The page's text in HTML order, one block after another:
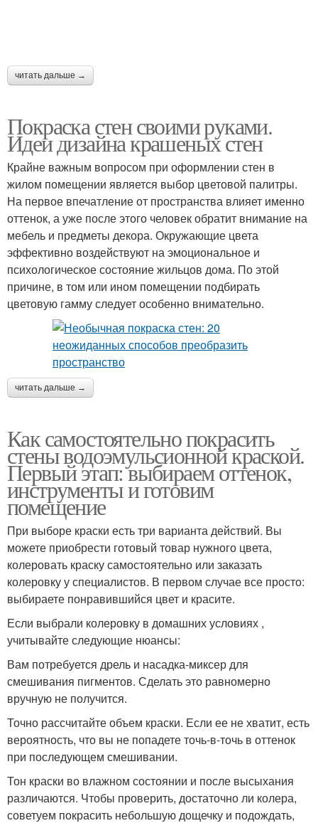
читать дальше →
Покраска стен своими руками.
Идеи дизайна крашеных стен
Крайне важным вопросом при оформлении стен в
жилом помещении является выбор цветовой палитры.
На первое впечатление от пространства влияет именно
оттенок, а уже после этого человек обратит внимание на
мебель и предметы декора. Окружающие цвета
эффективно воздействуют на эмоциональное и
психологическое состояние жильцов дома. По этой
причине, в том или ином помещении подбирать
цветовую гамму следует особенно внимательно.
читать дальше →
Как самостоятельно покрасить
стены водоэмульсионной краской.
Первый этап: выбираем оттенок,
инструменты и готовим
помещение
При выборе краски есть три варианта действий. Вы
можете приобрести готовый товар нужного цвета,
колеровать краску самостоятельно или заказать
колеровку у специалистов. В первом случае все просто:
выбираете понравившийся цвет и красите.
Если выбрали колеровку в домашних условиях ,
учитывайте следующие нюансы:
Вам потребуется дрель и насадка-миксер для
смешивания пигментов. Сделать это равномерно
вручную не получится.
Точно рассчитайте объем краски. Если ее не хватит, есть
вероятность, что вы не попадете точь-в-точь в оттенок
при последующем смешивании.
Тон краски во влажном состоянии и после высыхания
различаются. Чтобы проверить, достаточно ли колера,
советуем покрасить небольшую дощечку и подождать,